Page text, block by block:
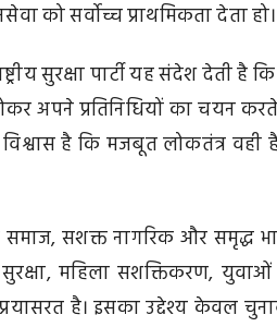
को सर्वोच्च प्राथमिकता देता हो।
सुरक्षा पार्टी यह संदेश देती
अपने प्रतिनिधियों का चयन
विश्वास है कि मजबूत लोकतंत्र
समाज, सशक्त नागरिक और
सुरक्षा, महिला सशक्तिकरण,
है। इसका उद्देश्य केवल